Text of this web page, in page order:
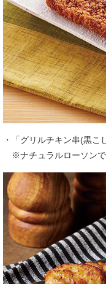
・「グリルチキン串(黒
※ナチュラルローソンで